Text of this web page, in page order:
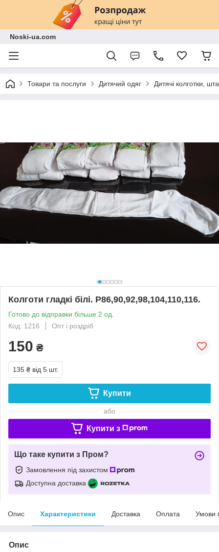
Noski-ua.com
Товари та послуги Дитячий одяг Дитячі колготки,
Колготи гладкі білі. Р86,90,92,98,104,110,116.
Готово до відправки більше 2 од.
Код: 1216
Опт і роздріб
150 ₴
135 ₴ від 5 шт.
Купити
або
Купити з
Що таке купити з Пром?
Замовлення під захистом
Доступна доставка
Опис Характеристики Доставка Оплата Умови
Опис